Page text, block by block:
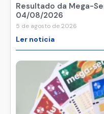
Resultado da Mega-
04/08/2026
5 de agosto de 2026
Ler noticia